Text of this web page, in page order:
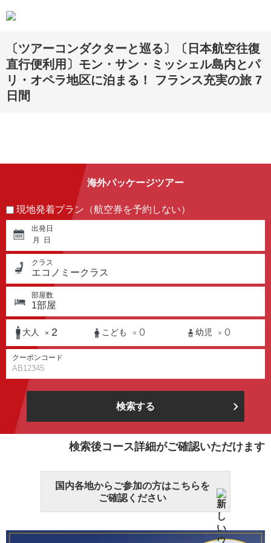
〔ツアーコンダクターと巡る〕〔日本航空往復
直行便利用〕モン・サン・ミッシェル島内とパ
リ・オペラ地区に泊まる！ フランス充実の旅 7
日間
海外パッケージツアー
現地発着プラン（航空券を予約しない）
出発日
月
日
クラス
エコノミークラス
部屋数
1部屋
大人 × 2 こども × 0 幼児 × 0
クーポンコード
検索する
検索後コース詳細がご確認いただけます
国内各地からご参加の方はこちらを
ご確認ください